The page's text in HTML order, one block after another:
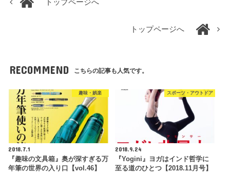
トップページへ
トップページへ
RECOMMEND こちらの記事も人気です。
趣味・娯楽
2018.7.1
『趣味の文具箱』奥が深すぎる万
年筆の世界の入り口【vol.46】
スポーツ・アウトドア
2018.9.24
『Yogini』ヨガはインド哲学に
至る道のひとつ【2018.11月号】